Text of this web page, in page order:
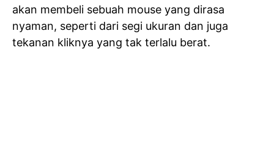
akan membeli sebuah mouse yang dirasa
nyaman, seperti dari segi ukuran dan juga
tekanan kliknya yang tak terlalu berat.